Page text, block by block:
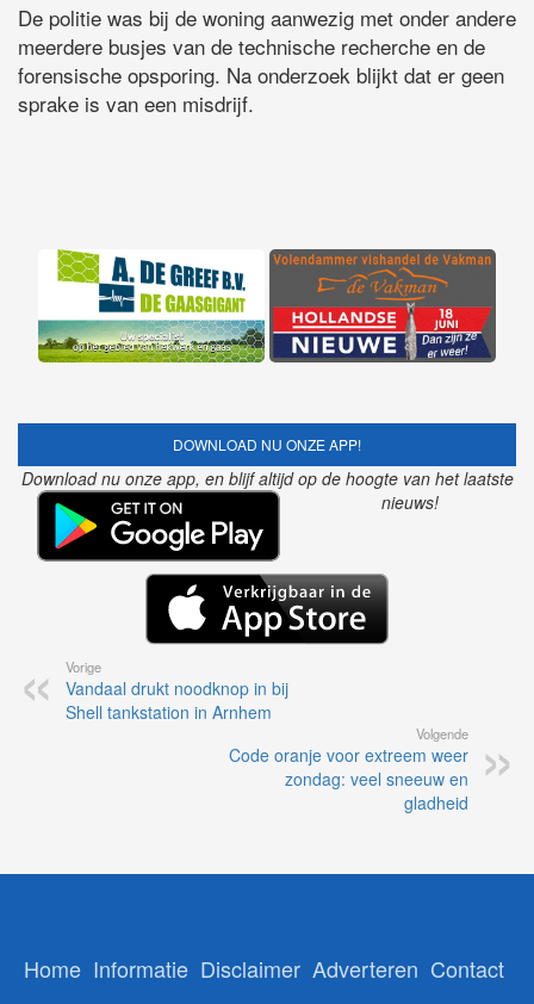
De politie was bij de woning aanwezig met onder andere
meerdere busjes van de technische recherche en de
forensische opsporing. Na onderzoek blijkt dat er geen
sprake is van een misdrijf.
DOWNLOAD NU ONZE APP!
Download nu onze app, en blijf altijd op de hoogte van het laatste
nieuws!
Vorige
Vandaal drukt noodknop in bij
Shell tankstation in Arnhem
Volgende
Code oranje voor extreem weer
zondag: veel sneeuw en
gladheid
Home Informatie Disclaimer Adverteren Contact